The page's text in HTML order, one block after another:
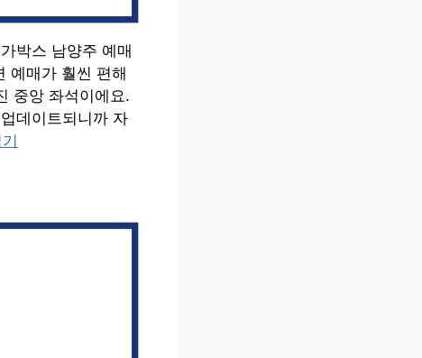
박스 남양주 예매
예매가 훨씬 편해
중앙 좌석이에요.
데이트되니까 자